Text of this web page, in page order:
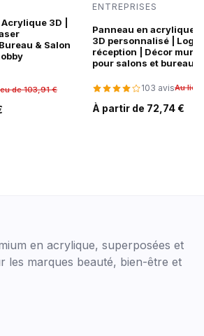
3D |
& Salon
de 103,91 €
ENTREPRISES
Panneau en acrylique
3D personnalisé | Logo
réception | Décor
pour salons et bureaux
103 avisAu lieu
À partir de 72,74 €
en acrylique, superposées et
les marques beauté, bien-être et